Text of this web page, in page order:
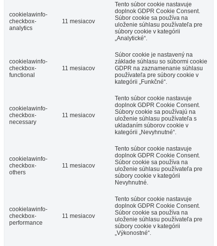
cookielawinfo-
checkbox-
analytics
11 mesiacov
Tento súbor cookie nastavuje
doplnok GDPR Cookie Consent.
Súbor cookie sa používa na
uloženie súhlasu používateľa pre
súbory cookie v kategórii
„Analytické“.
cookielawinfo-
checkbox-
functional
11 mesiacov
Súbor cookie je nastavený na
základe súhlasu so súbormi cookie
GDPR na zaznamenanie súhlasu
používateľa pre súbory cookie v
kategórii „Funkčné“.
cookielawinfo-
checkbox-
necessary
11 mesiacov
Tento súbor cookie nastavuje
doplnok GDPR Cookie Consent.
Súbory cookie sa používajú na
uloženie súhlasu používateľa s
ukladaním súborov cookie v
kategórii „Nevyhnutné“.
cookielawinfo-
checkbox-
others
11 mesiacov
Tento súbor cookie nastavuje
doplnok GDPR Cookie Consent.
Súbor cookie sa používa na
uloženie súhlasu používateľa pre
súbory cookie v kategórii
Nevyhnutné.
cookielawinfo-
checkbox-
performance
11 mesiacov
Tento súbor cookie nastavuje
doplnok GDPR Cookie Consent.
Súbor cookie sa používa na
uloženie súhlasu používateľa pre
súbory cookie v kategórii
„Výkonostné“.